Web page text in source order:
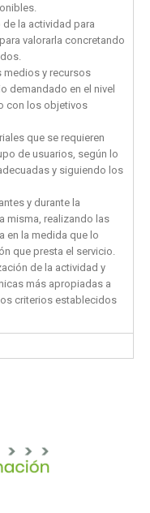
la actividad para
valorarla concretando
medios y recursos
demandado en el nivel
con los objetivos
que se requieren
de usuarios, según lo
y siguiendo los
y durante la
misma, realizando las
en la medida que lo
que presta el servicio.
de la actividad y
más apropiadas a
criterios establecidos